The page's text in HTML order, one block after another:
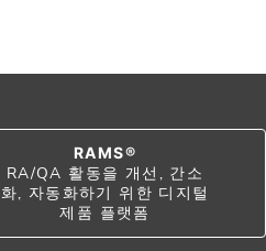
RAMS®
RA/QA 활동을 개선, 간소
화, 자동화하기 위한 디지털
제품 플랫폼